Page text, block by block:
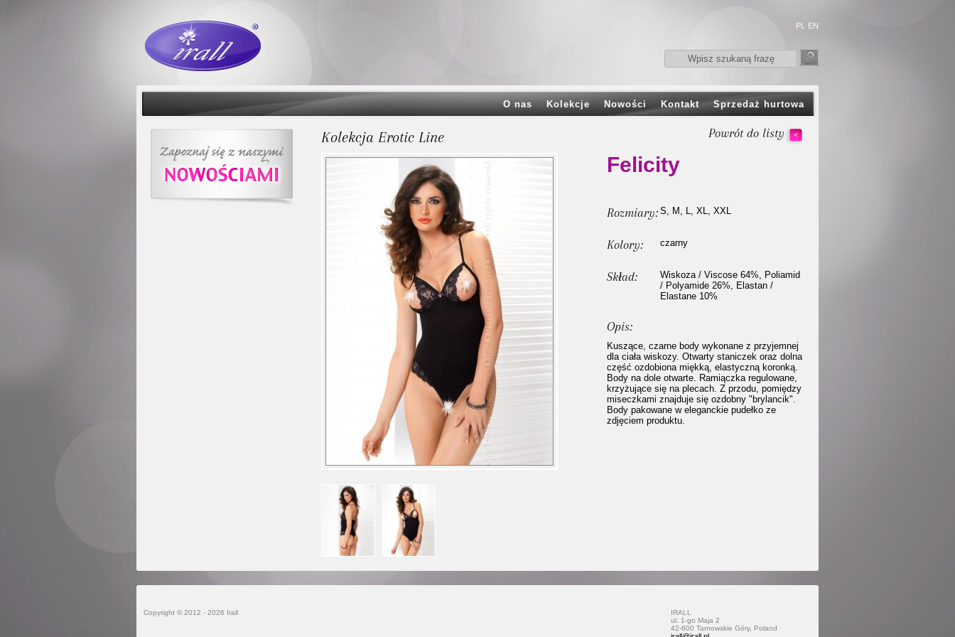
PL EN
O nas Kolekcje Nowości Kontakt Sprzedaż hurtowa
Kolekcja Erotic Line Powrót do listy <
Felicity
Rozmiary: S, M, L, XL, XXL
Kolory: czarny
Skład:
Wiskoza / Viscose 64%, Poliamid
/ Polyamide 26%, Elastan /
Elastane 10%
Opis:
Kuszące, czarne body wykonane z przyjemnej
dla ciała wiskozy. Otwarty staniczek oraz dolna
część ozdobiona miękką, elastyczną koronką.
Body na dole otwarte. Ramiączka regulowane,
krzyżujące się na plecach. Z przodu, pomiędzy
miseczkami znajduje się ozdobny "brylancik".
Body pakowane w eleganckie pudełko ze
zdjęciem produktu.
Copyright © 2012 - 2026 Irall
IRALL
ul. 1-go Maja 2
42-600 Tarnowskie Góry, Poland